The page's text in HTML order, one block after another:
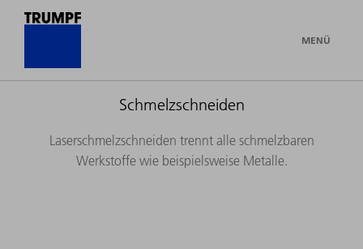
MENÜ
Schmelzschneiden
Laserschmelzschneiden trennt alle schmelzbaren
Werkstoffe wie beispielsweise Metalle.